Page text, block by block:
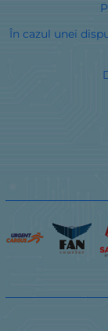
În cazul unei